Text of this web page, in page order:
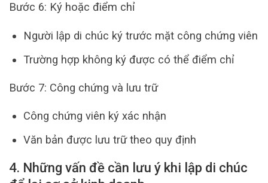
Bước 6: Ký hoặc điểm chỉ
Người lập di chúc ký trước mặt công chứng viên
Trường hợp không ký được có thể điểm chỉ
Bước 7: Công chứng và lưu trữ
Công chứng viên ký xác nhận
Văn bản được lưu trữ theo quy định
4. Những vấn đề cần lưu ý khi lập di chúc